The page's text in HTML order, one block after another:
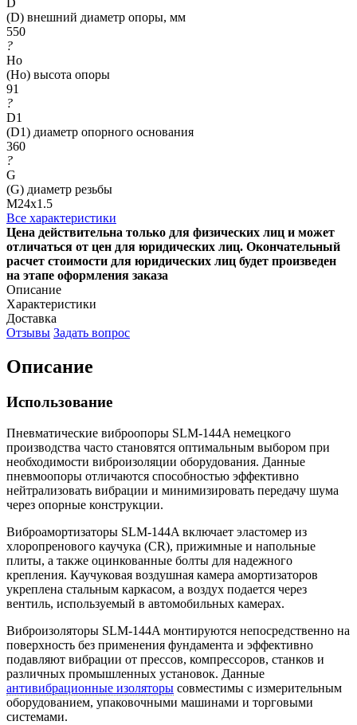
D
(D) внешний диаметр опоры, мм
550
?
Ho
(Ho) высота опоры
91
?
D1
(D1) диаметр опорного основания
360
?
G
(G) диаметр резьбы
М24х1.5
Все характеристики
Цена действительна только для физических лиц и может
отличаться от цен для юридических лиц. Окончательный
расчет стоимости для юридических лиц будет произведен
на этапе оформления заказа
Описание
Характеристики
Доставка
Отзывы Задать вопрос
Описание
Использование
Пневматические виброопоры SLM-144A немецкого
производства часто становятся оптимальным выбором при
необходимости виброизоляции оборудования. Данные
пневмоопоры отличаются способностью эффективно
нейтрализовать вибрации и минимизировать передачу шума
через опорные конструкции.
Виброамортизаторы SLM-144A включает эластомер из
хлоропренового каучука (CR), прижимные и напольные
плиты, а также оцинкованные болты для надежного
крепления. Каучуковая воздушная камера амортизаторов
укреплена стальным каркасом, а воздух подается через
вентиль, используемый в автомобильных камерах.
Виброизоляторы SLM-144A монтируются непосредственно на
поверхность без применения фундамента и эффективно
подавляют вибрации от прессов, компрессоров, станков и
различных промышленных установок. Данные
антивибрационные изоляторы совместимы с измерительным
оборудованием, упаковочными машинами и торговыми
системами.